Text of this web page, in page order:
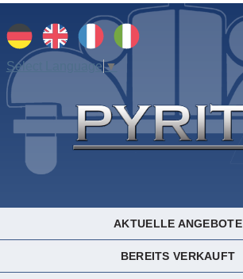
Select Language▼
AKTUELLE ANGEBOTE
BEREITS VERKAUFT